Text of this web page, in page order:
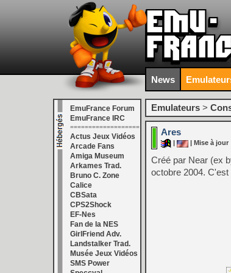
News
EmuFrance Forum
EmuFrance IRC
===================
Actus Jeux Vidéos
Arcade Fans
Amiga Museum
Arkames Trad.
Bruno C. Zone
Calice
CBSata
CPS2Shock
EF-Nes
Fan de la NES
GirlFriend Adv.
Landstalker Trad.
Musée Jeux Vidéos
SMS Power
Emulateurs >
Ares
| Mise à jour
Créé par Near (ex
octobre 2004.